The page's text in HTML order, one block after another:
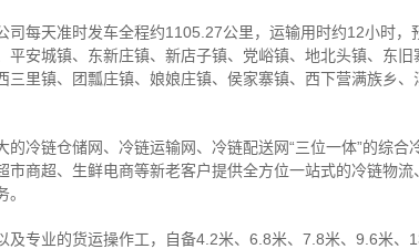
每天准时发车全程约1105.27公里，运输用时约12小时
安城镇、东新庄镇、新店子镇、党峪镇、地北头镇、东
里镇、团瓢庄镇、娘娘庄镇、侯家寨镇、西下营满族乡
冷链仓储网、冷链运输网、冷链配送网“三位一体”的综合
商超、生鲜电商等新老客户提供全方位一站式的冷链物
及专业的货运操作工，自备4.2米、6.8米、7.8米、9.6米、